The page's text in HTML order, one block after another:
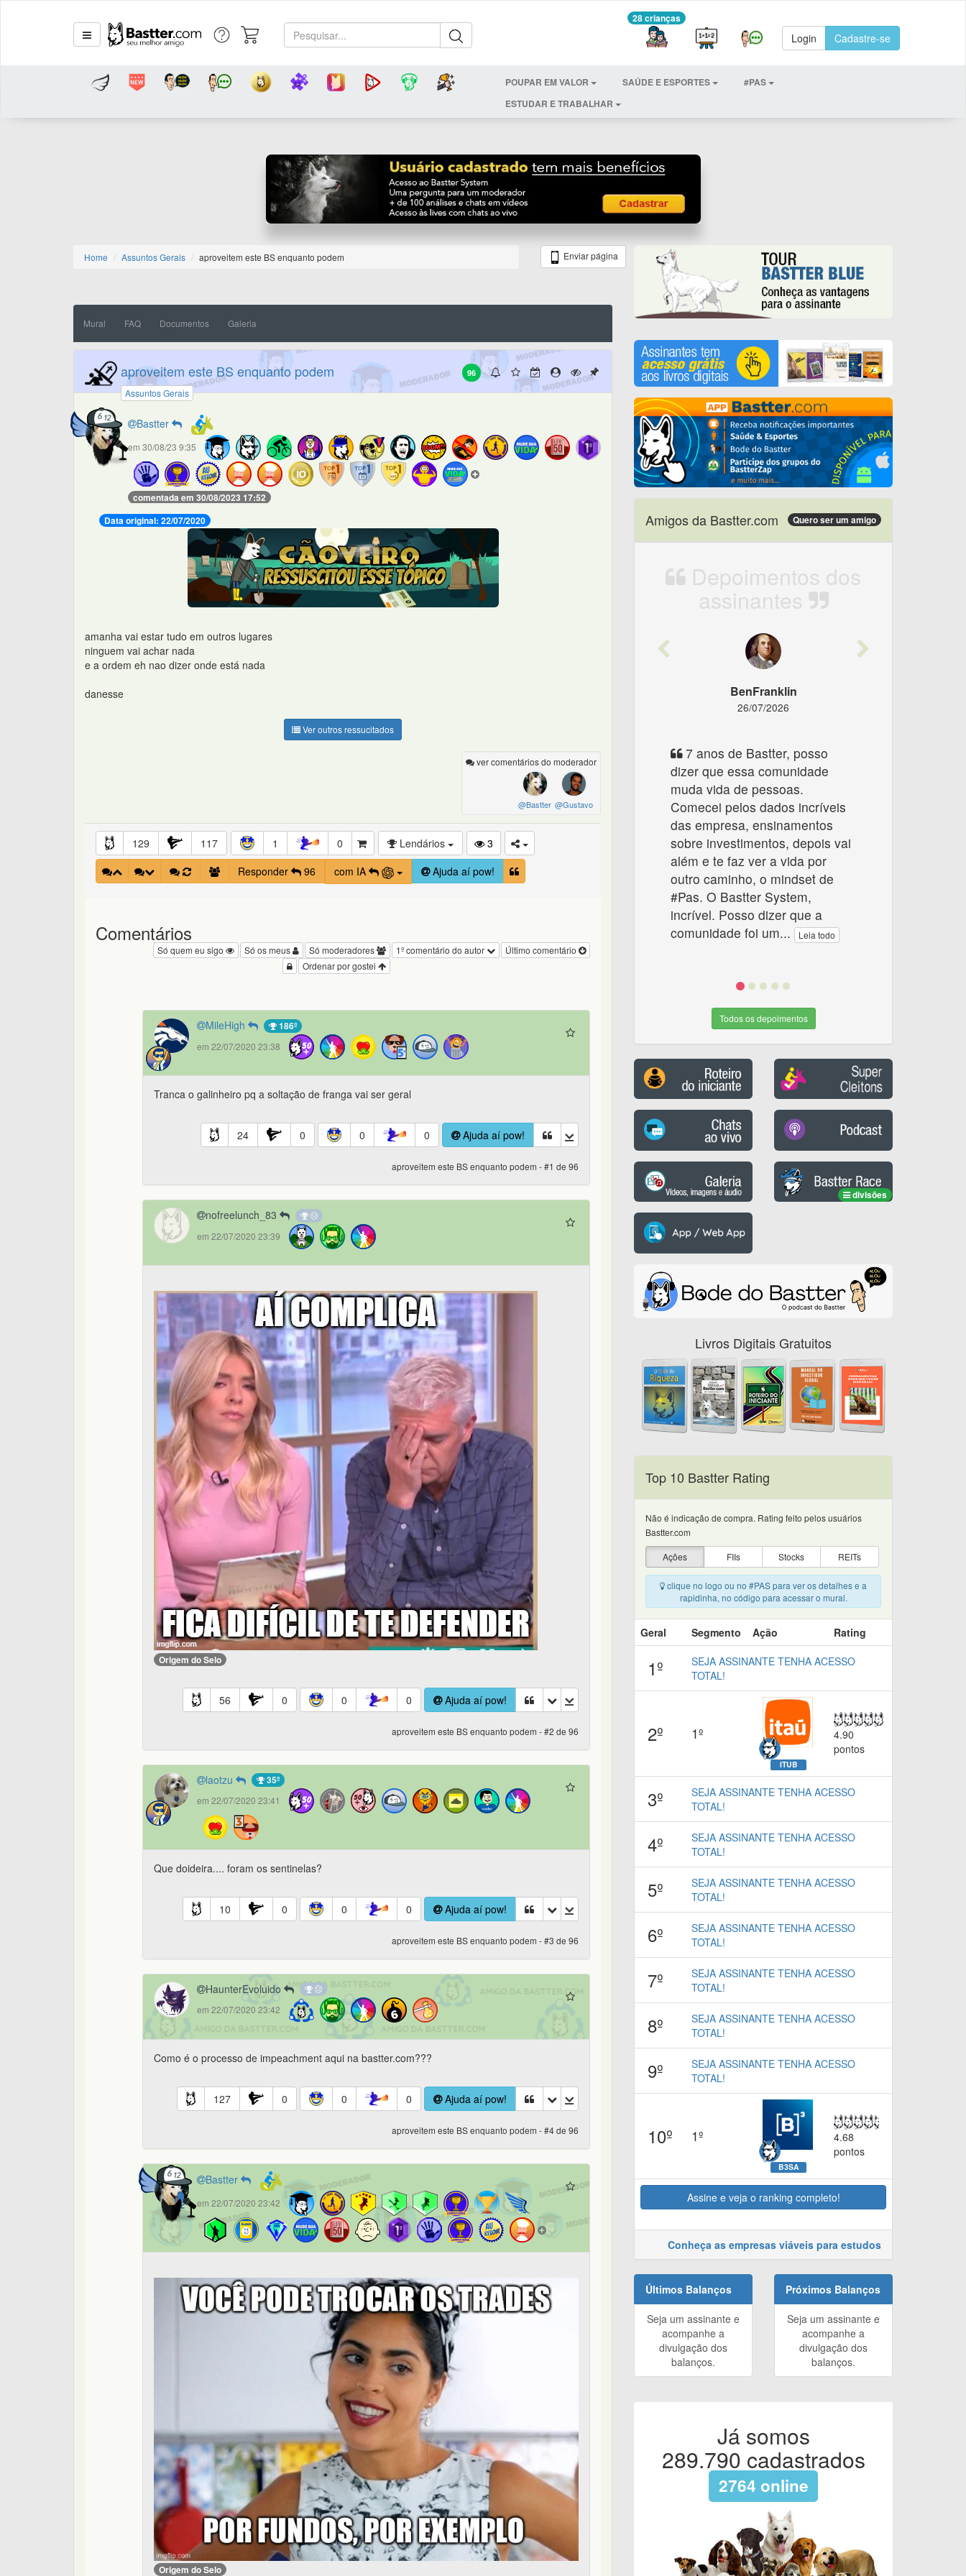
28 crianças
Login Cadastre-se
POUPAR EM VALOR SAÚDE E ESPORTES
#PAS
ESTUDAR E TRABALHAR
Home Assuntos Gerais aproveitem este BS enquanto podem Enviar página
Mural FAQ Documentos Galeria
96
aproveitem este BS enquanto podem
Assuntos Gerais
Bastter
em 30/08/23 9:35
comentada em 30/08/2023 17:52
Data original: 22/07/2020
amanha vai estar tudo em outros lugares
ninguem vai achar nada
e a ordem eh nao dizer onde está nada
danesse
Ver outros ressucitados
ver comentários do moderador
@Gustavo
@Bastter
129 117 1 0 Lendários
3
Responder
96 com IA Ajuda aí pow!
Comentários
Último comentário
1º comentário do autor
Só moderadores
Só os meus
Só quem eu sigo
Ordenar por gostei
MileHigh 186º
em 22/07/2020 23:38
Tranca o galinheiro pq a soltação de franga vai ser geral
24 0 0 0 Ajuda aí pow!
aproveitem este BS enquanto podem - #1 de 96
nofreelunch_83
em 22/07/2020 23:39
Origem do Selo
56 0 0 0 Ajuda aí pow!
aproveitem este BS enquanto podem - #2 de 96
laotzu 35º
em 22/07/2020 23:41
Que doideira.... foram os sentinelas?
10 0 0 0 Ajuda aí pow!
aproveitem este BS enquanto podem - #3 de 96
HaunterEvoluido
em 22/07/2020 23:42
Como é o processo de impeachment aqui na bastter.com???
127 0 0 0 Ajuda aí pow!
aproveitem este BS enquanto podem - #4 de 96
Bastter
em 22/07/2020 23:42
Origem do Selo
Amigos da Bastter.com Quero ser um amigo
Depoimentos dos
assinantes
Previous
BenFranklin
26/07/2026
7 anos de Bastter, posso
dizer que essa comunidade
muda vida de pessoas.
Comecei pelos dados incríveis
das empresa, ensinamentos
sobre investimentos, depois vai
além e te faz ver a vida por
outro caminho, o mindset de
#Pas. O Bastter System,
incrível. Posso dizer que a
comunidade foi um... Leia todo
Todos os depoimentos
divisões
Livros Digitais Gratuitos
Top 10 Bastter Rating
Não é indicação de compra. Rating feito pelos usuários
Bastter.com
Ações
FIIs Stocks REITs
clique no logo ou no #PAS para ver os detalhes e a
rapidinha, no código para acessar o mural.
Geral Segmento Ação Rating
1º
SEJA ASSINANTE TENHA ACESSO
TOTAL!
2º 1º
ITUB
4.90
pontos
3º
SEJA ASSINANTE TENHA ACESSO
TOTAL!
4º
SEJA ASSINANTE TENHA ACESSO
TOTAL!
5º
SEJA ASSINANTE TENHA ACESSO
TOTAL!
6º
SEJA ASSINANTE TENHA ACESSO
TOTAL!
7º
SEJA ASSINANTE TENHA ACESSO
TOTAL!
8º
SEJA ASSINANTE TENHA ACESSO
TOTAL!
9º
SEJA ASSINANTE TENHA ACESSO
TOTAL!
10º 1º
B3SA
4.68
pontos
Assine e veja o ranking completo!
Conheça as empresas viáveis para estudos
Últimos Balanços
Seja um assinante e
acompanhe a
divulgação dos
balanços.
Próximos Balanços
Seja um assinante e
acompanhe a
divulgação dos
balanços.
Já somos
289.790 cadastrados
2764 online